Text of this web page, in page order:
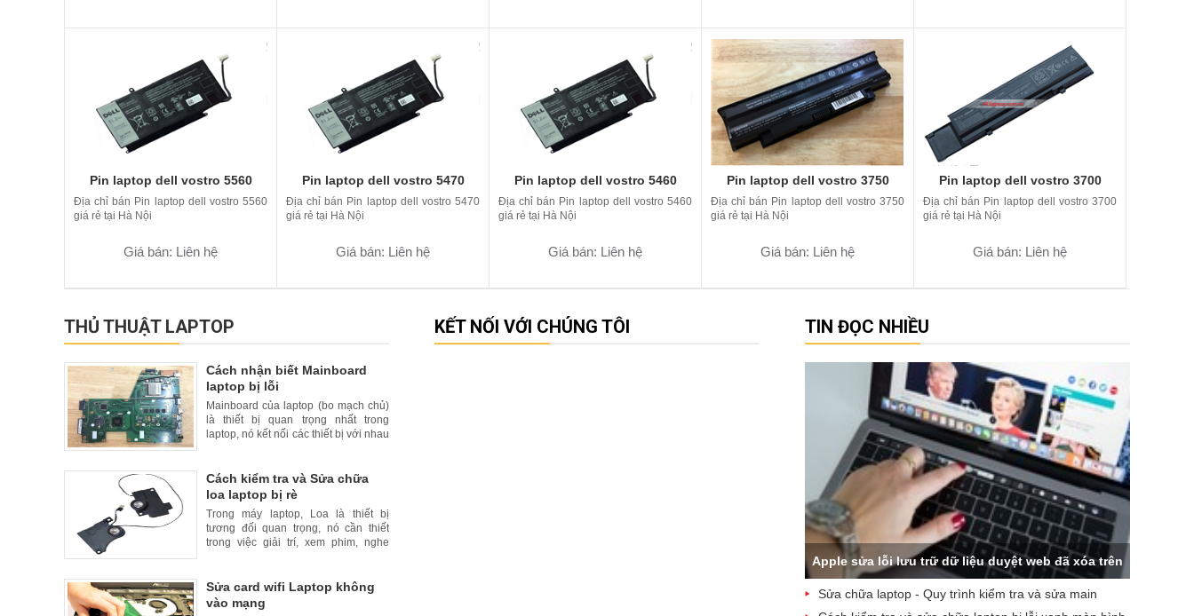
Pin laptop dell vostro 5560
Địa chỉ bán Pin laptop dell vostro 5560
giá rẻ tại Hà Nội
Giá bán: Liên hệ
Pin laptop dell vostro 5470
Địa chỉ bán Pin laptop dell vostro 5470
giá rẻ tại Hà Nội
Giá bán: Liên hệ
Pin laptop dell vostro 5460
Địa chỉ bán Pin laptop dell vostro 5460
giá rẻ tại Hà Nội
Giá bán: Liên hệ
Pin laptop dell vostro 3750
Địa chỉ bán Pin laptop dell vostro 3750
giá rẻ tại Hà Nội
Giá bán: Liên hệ
Pin laptop dell vostro 3700
Địa chỉ bán Pin laptop dell vostro 3700
giá rẻ tại Hà Nội
Giá bán: Liên hệ
THỦ THUẬT LAPTOP
Cách nhận biết Mainboard
laptop bị lỗi
Mainboard của laptop (bo mạch chủ)
là thiết bị quan trọng nhất trong
laptop, nó kết nối các thiết bị với nhau
sẽ hướng dẫn các b
Cách kiểm tra và Sửa chữa
loa laptop bị rè
Trong máy laptop, Loa là thiết bị
tương đối quan trọng, nó cần thiết
trong việc giải trí, xem phim, nghe
khiến người dùng laptop
Sửa card wifi Laptop không
vào mạng
KẾT NỐI VỚI CHÚNG TÔI TIN ĐỌC NHIỀU
Apple sửa lỗi lưu trữ dữ liệu duyệt web đã xóa trên
iCloud
Sửa chữa laptop - Quy trình kiểm tra và sửa main